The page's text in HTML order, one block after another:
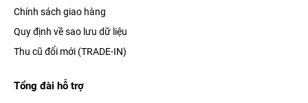
Tuy nhiên, không phải thiết bị nào cũng có thể tương thích mới
Chính sách giao hàng
Quy định về sao lưu dữ liệu
Thu cũ đổi mới (TRADE-IN)
Tổng đài hỗ trợ